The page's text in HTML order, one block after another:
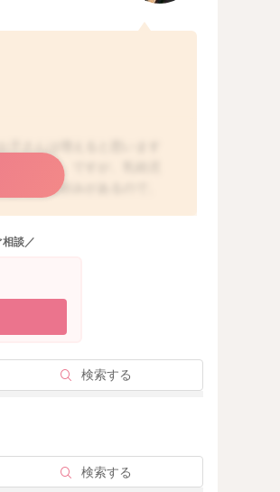
います。ですが、乳幼児
っても好みがあるので、
し、厚着や掛け物をたく
部屋で寝かせないなど、
、どうしてもご心配な場
さったり、購入なさる方
はできる対応で問題ない
談／
検索する
検索する